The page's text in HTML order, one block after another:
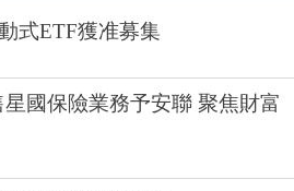
式ETF獲准募集
國保險業務予安聯 聚焦財富